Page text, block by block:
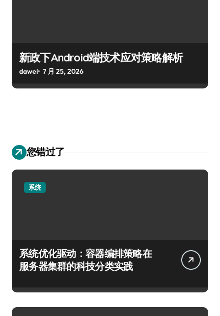
新政下Android端技术应对策略解析
dawei 7 月 25, 2026
您错过了
系统
系统优化驱动：容器编排策略在
服务器集群的科技分类实践